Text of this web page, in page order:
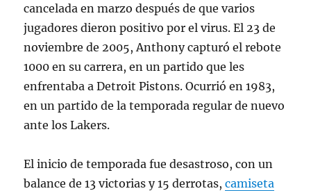
cancelada en marzo después de que varios
jugadores dieron positivo por el virus. El 23 de
noviembre de 2005, Anthony capturó el rebote
1000 en su carrera, en un partido que les
enfrentaba a Detroit Pistons. Ocurrió en 1983,
en un partido de la temporada regular de nuevo
ante los Lakers.
El inicio de temporada fue desastroso, con un
balance de 13 victorias y 15 derrotas,camiseta